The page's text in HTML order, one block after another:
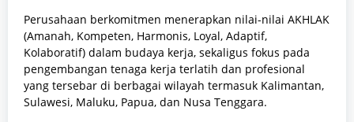
Perusahaan berkomitmen menerapkan nilai-nilai AKHLAK
(Amanah, Kompeten, Harmonis, Loyal, Adaptif,
Kolaboratif) dalam budaya kerja, sekaligus fokus pada
pengembangan tenaga kerja terlatih dan profesional
yang tersebar di berbagai wilayah termasuk Kalimantan,
Sulawesi, Maluku, Papua, dan Nusa Tenggara.